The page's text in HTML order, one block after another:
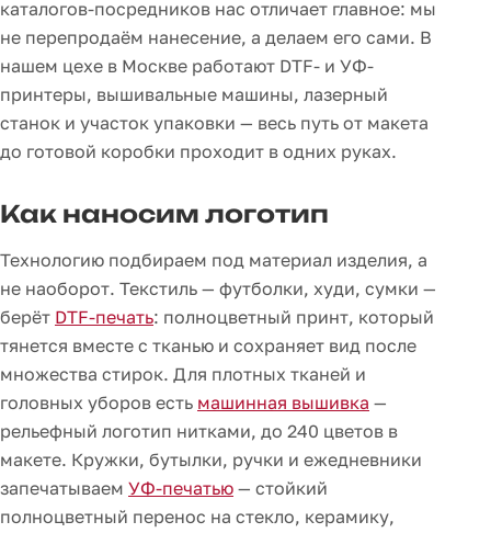
каталогов-посредников нас отличает главное: мы
не перепродаём нанесение, а делаем его сами. В
нашем цехе в Москве работают DTF- и УФ-
принтеры, вышивальные машины, лазерный
станок и участок упаковки — весь путь от макета
до готовой коробки проходит в одних руках.
Как наносим логотип
Технологию подбираем под материал изделия, а
не наоборот. Текстиль — футболки, худи, сумки —
берёт DTF-печать: полноцветный принт, который
тянется вместе с тканью и сохраняет вид после
множества стирок. Для плотных тканей и
головных уборов есть машинная вышивка —
рельефный логотип нитками, до 240 цветов в
макете. Кружки, бутылки, ручки и ежедневники
запечатываем УФ-печатью — стойкий
полноцветный перенос на стекло, керамику,